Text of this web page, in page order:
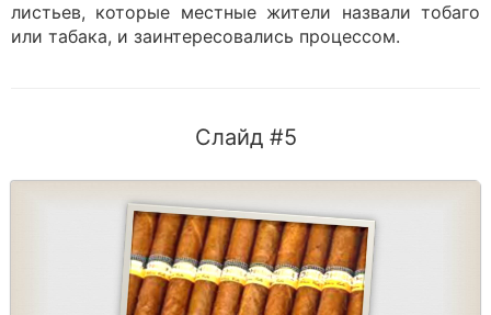
листьев, которые местные жители назвали тобаго
или табака, и заинтересовались процессом.
Слайд #5